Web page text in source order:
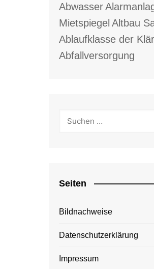
Abwasser
Mietspiegel Altbau
Ablaufklasse der
Abfallversorgung
Seiten
Bildnachweise
Datenschutzerklärung
Impressum